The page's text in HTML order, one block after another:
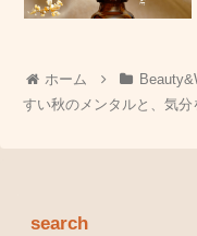
ホーム
すい秋のメンタルと、気分
search